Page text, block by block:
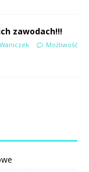
zawodach!!!
Możliwość